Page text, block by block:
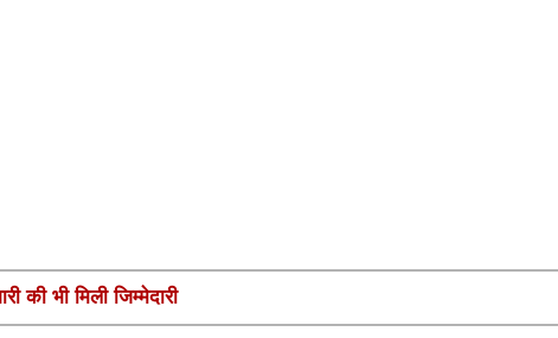
की भी मिली जिम्मेदारी